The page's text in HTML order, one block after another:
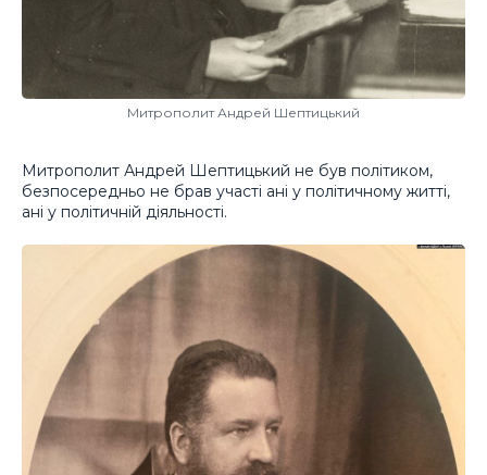
Митрополит Андрей Шептицький
Митрополит Андрей Шептицький не був політиком,
безпосередньо не брав участі ані у політичному житті,
ані у політичній діяльності.